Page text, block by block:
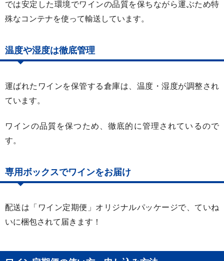
では安定した環境でワインの品質を保ちながら運ぶため特
殊なコンテナを使って輸送しています。
温度や湿度は徹底管理
運ばれたワインを保管する倉庫は、温度・湿度が調整され
ています。
ワインの品質を保つため、徹底的に管理されているので
す。
専用ボックスでワインをお届け
配送は「ワイン定期便」オリジナルパッケージで、ていね
いに梱包されて届きます！